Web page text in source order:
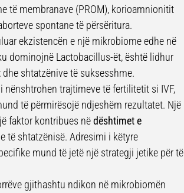
të membranave (PROM), korioamnionitit
spontane të përsëritura.
ekzistencën e një mikrobiome edhe në
dominojnë Lactobacillus-ët, është lidhur
dhe shtatzënive të suksesshme.
nënshtrohen trajtimeve të fertilitetit si IVF,
të përmirësojë ndjeshëm rezultatet. Një
faktor kontribues nëdështimet e
të shtatzënisë. Adresimi i këtyre
mund të jetë një strategji jetike për të
gjithashtu ndikon në mikrobiomën